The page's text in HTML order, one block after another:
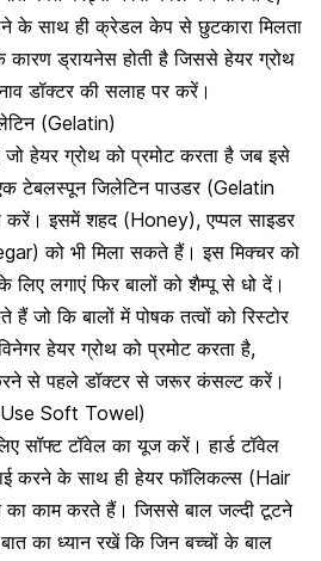
के साथ ही क्रेडल केप से छुटकारा मिलता
ड्रायनेस होती है जिससे हेयर ग्रोथ
डॉक्टर की सलाह पर करें।
(Gelatin)
हेयर ग्रोथ को प्रमोट करता है जब इसे
टेबलस्पून जिलेटिन पाउडर (Gelatin
करें। इसमें शहद (Honey), एप्पल साइडर
को भी मिला सकते हैं। इस मिक्चर को
लगाएं फिर बालों को शैम्पू से धो दें।
जो कि बालों में पोषक तत्वों को रिस्टोर
हेयर ग्रोथ को प्रमोट करता है,
से पहले डॉक्टर से जरूर कंसल्ट करें।
Soft Towel)
सॉफ्ट टॉवेल का यूज करें। हार्ड टॉवेल
करने के साथ ही हेयर फॉलिकल्स (Hair
काम करते हैं। जिससे बाल जल्दी टूटने
का ध्यान रखें कि जिन बच्चों के बाल